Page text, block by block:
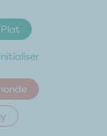
Plat